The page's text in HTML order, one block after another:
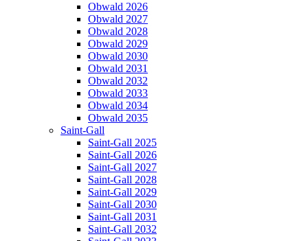
Obwald 2026
Obwald 2027
Obwald 2028
Obwald 2029
Obwald 2030
Obwald 2031
Obwald 2032
Obwald 2033
Obwald 2034
Obwald 2035
Saint-Gall
Saint-Gall 2025
Saint-Gall 2026
Saint-Gall 2027
Saint-Gall 2028
Saint-Gall 2029
Saint-Gall 2030
Saint-Gall 2031
Saint-Gall 2032